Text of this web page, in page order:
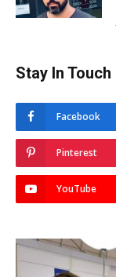
Stay In Touch
Facebook
Pinterest
YouTube